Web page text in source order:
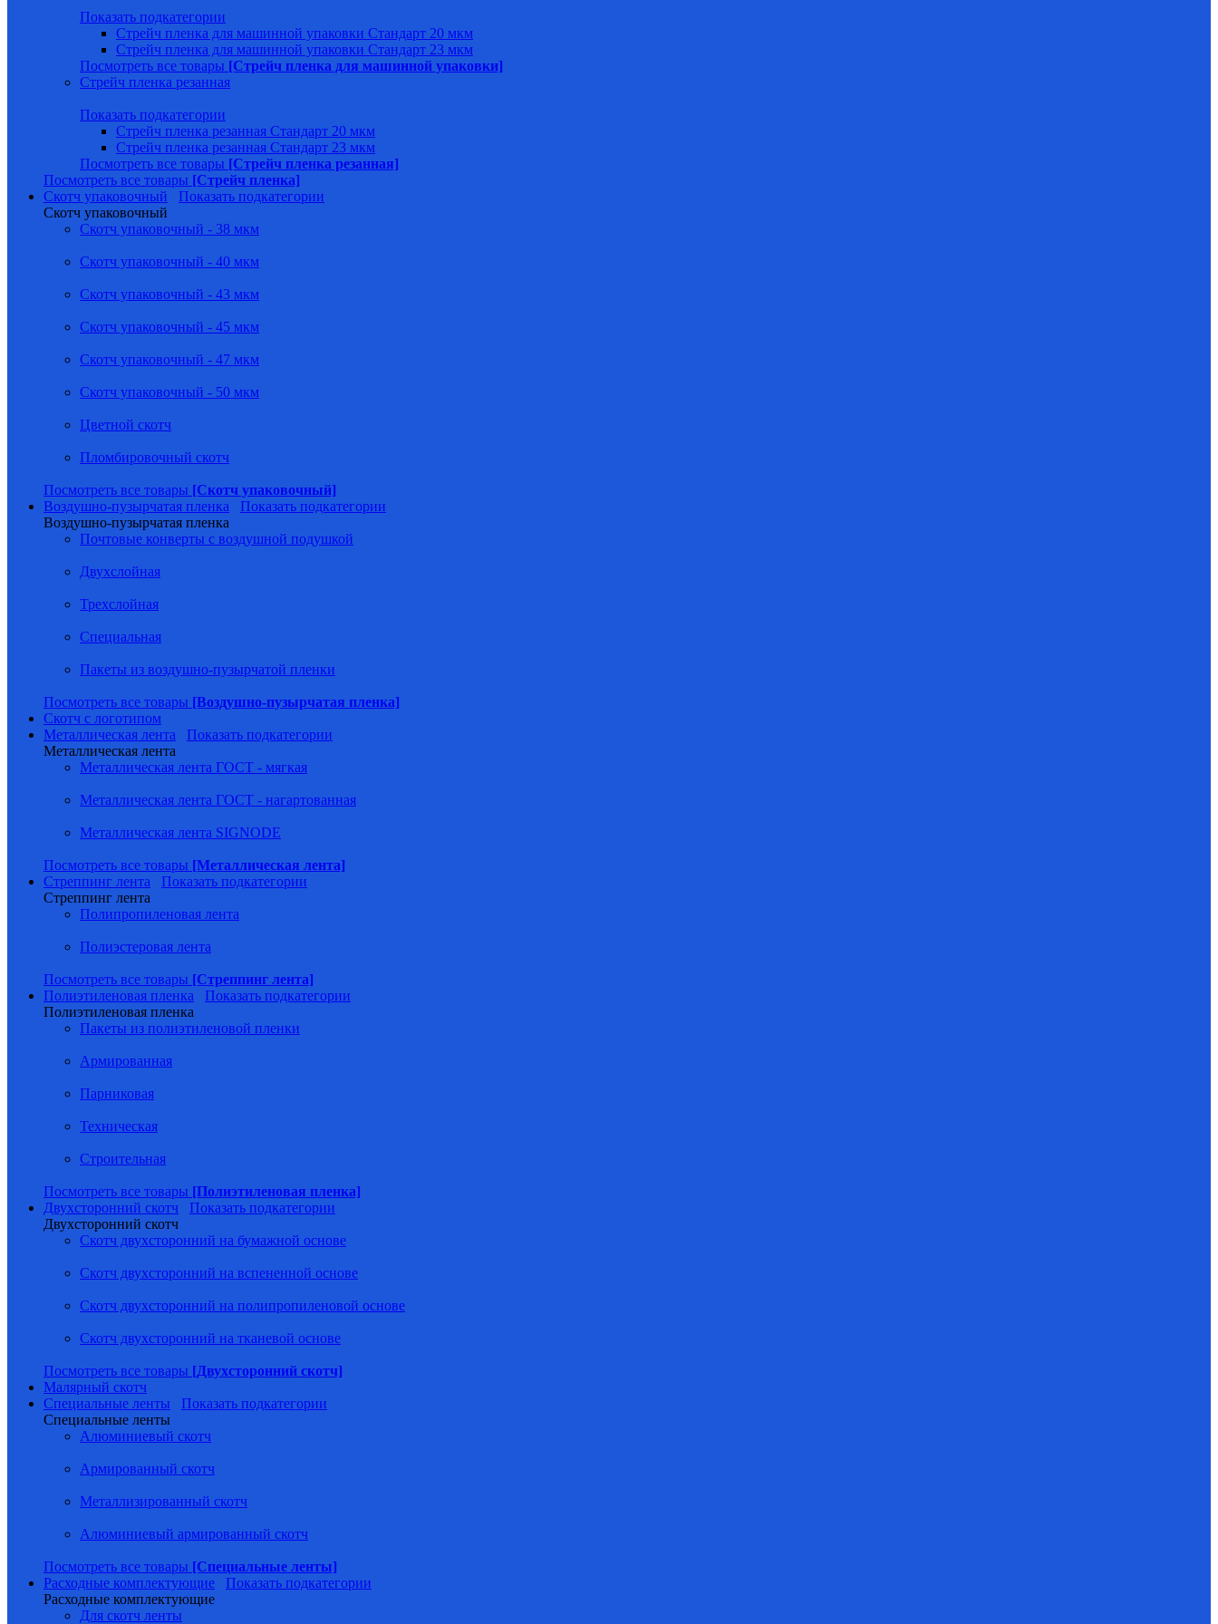
Показать подкатегории
Стрейч пленка для машинной упаковки Стандарт 20 мкм
Стрейч пленка для машинной упаковки Стандарт 23 мкм
Посмотреть все товары [Стрейч пленка для машинной упаковки]
Стрейч пленка резанная
Показать подкатегории
Стрейч пленка резанная Стандарт 20 мкм
Стрейч пленка резанная Стандарт 23 мкм
Посмотреть все товары [Стрейч пленка резанная]
Посмотреть все товары [Стрейч пленка]
Скотч упаковочный
Показать подкатегории
Скотч упаковочный
Скотч упаковочный - 38 мкм
Скотч упаковочный - 40 мкм
Скотч упаковочный - 43 мкм
Скотч упаковочный - 45 мкм
Скотч упаковочный - 47 мкм
Скотч упаковочный - 50 мкм
Цветной скотч
Пломбировочный скотч
Посмотреть все товары [Скотч упаковочный]
Воздушно-пузырчатая пленка
Показать подкатегории
Воздушно-пузырчатая пленка
Почтовые конверты с воздушной подушкой
Двухслойная
Трехслойная
Специальная
Пакеты из воздушно-пузырчатой пленки
Посмотреть все товары [Воздушно-пузырчатая пленка]
Скотч с логотипом
Металлическая лента
Показать подкатегории
Металлическая лента
Металлическая лента ГОСТ - мягкая
Металлическая лента ГОСТ - нагартованная
Металлическая лента SIGNODE
Посмотреть все товары [Металлическая лента]
Стреппинг лента
Показать подкатегории
Стреппинг лента
Полипропиленовая лента
Полиэстеровая лента
Посмотреть все товары [Стреппинг лента]
Полиэтиленовая пленка
Показать подкатегории
Полиэтиленовая пленка
Пакеты из полиэтиленовой пленки
Армированная
Парниковая
Техническая
Строительная
Посмотреть все товары [Полиэтиленовая пленка]
Двухсторонний скотч
Показать подкатегории
Двухсторонний скотч
Скотч двухсторонний на бумажной основе
Скотч двухсторонний на вспененной основе
Скотч двухсторонний на полипропиленовой основе
Скотч двухсторонний на тканевой основе
Посмотреть все товары [Двухсторонний скотч]
Малярный скотч
Специальные ленты
Показать подкатегории
Специальные ленты
Алюминиевый скотч
Армированный скотч
Металлизированный скотч
Алюминиевый армированный скотч
Посмотреть все товары [Специальные ленты]
Расходные комплектующие
Показать подкатегории
Расходные комплектующие
Для скотч ленты